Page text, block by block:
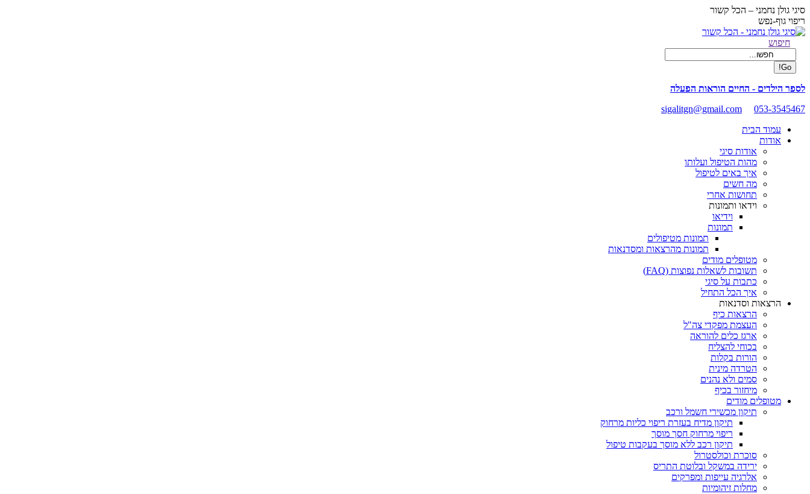
Skip
to
content
סיגי גולן נחמני – הכל קשור
ריפוי גוף-נפש
Facebook
opens
new
window
Search:
חיפוש
לספר הילדים - החיים הוראות הפעלה
sigalitgn@gmail.com
053-3545467
עמוד הבית
אודות
אודות סיגי
מהות הטיפול ועלותו
איך באים לטיפול
מה חשים
תחושות אחרי
וידאו ותמונות
וידיאו
תמונות
תמונות מטיפולים
תמונות מהרצאות ומסדנאות
מטופלים מודים
תשובות לשאלות נפוצות (FAQ)
כתבות על סיגי
איך הכל התחיל
הרצאות וסדנאות
הרצאות כיף
העצמת מפקדי צה"ל
ארגז כלים להוראה
בכוחי להצליח
הורות בקלות
הטרדה מינית
סמים ולא נהנים
מיחזור בכיף
מטופלים מודים
תיקון מכשירי חשמל ורכב
תיקון מדיח בעזרת ריפוי כליות מרחוק
ריפוי מרחוק חסך מוסך
תיקון רכב ללא מוסך בעקבות טיפול
סוכרת וכולסטרול
ירידה במשקל ובלוטת התריס
אלרגיה עייפות ומפרקים
מחלות זיהומיות